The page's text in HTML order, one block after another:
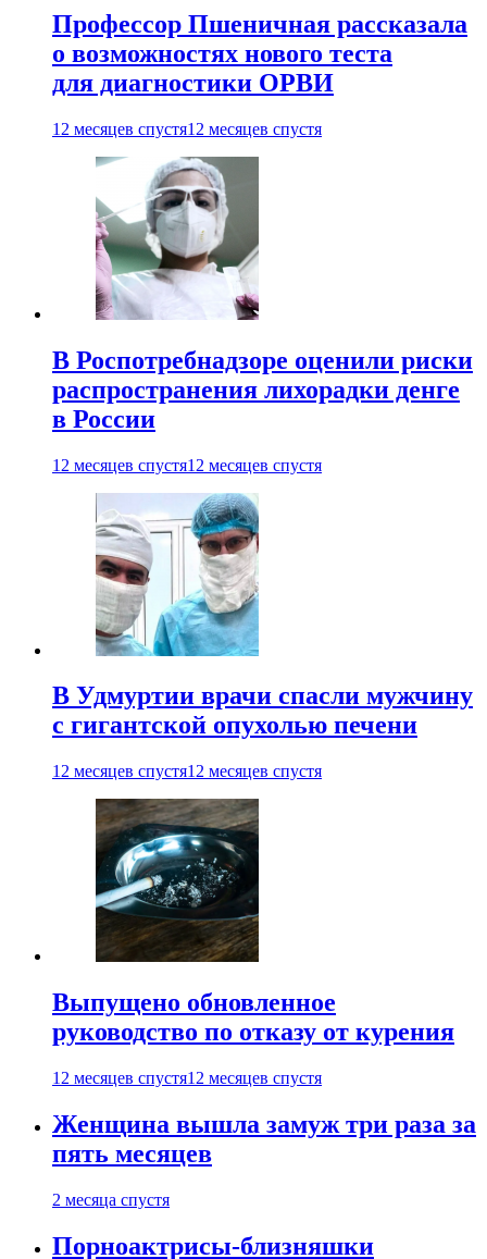
Профессор Пшеничная рассказала
о возможностях нового теста
для диагностики ОРВИ
12 месяцев спустя12 месяцев спустя
В Роспотребнадзоре оценили риски
распространения лихорадки денге
в России
12 месяцев спустя12 месяцев спустя
В Удмуртии врачи спасли мужчину
с гигантской опухолью печени
12 месяцев спустя12 месяцев спустя
Выпущено обновленное
руководство по отказу от курения
12 месяцев спустя12 месяцев спустя
Женщина вышла замуж три раза за
пять месяцев
2 месяца спустя
Порноактрисы-близняшки